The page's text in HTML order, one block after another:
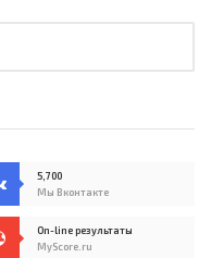
5,700
Мы Вконтакте
On-line результаты
MyScore.ru